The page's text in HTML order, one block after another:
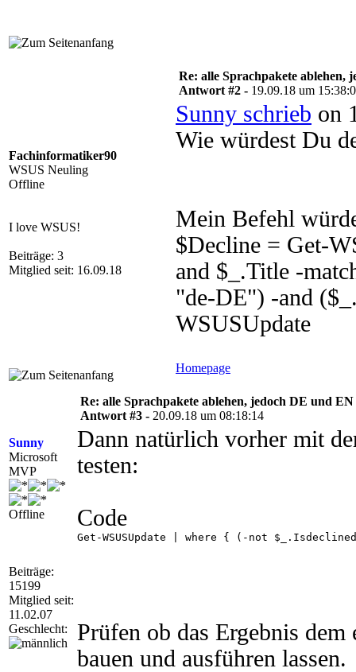
Fachinformatiker90
WSUS Neuling
Offline
I love WSUS!
Beiträge: 3
Mitglied seit: 16.09.18
Re: alle Sprachpakete ablehen,
Antwort #2 - 19.09.18 um
Sunny schrieb on
Wie würdest Du
Mein Befehl
$Decline = Get-
and $_.Title -
"de-DE") -and
WSUSUpdate
Homepage
Sunny
Microsoft
MVP
Offline
Beiträge:
15199
Mitglied seit:
11.02.07
Geschlecht:
Re: alle Sprachpakete ablehen, jedoch DE und
Antwort #3 - 20.09.18 um 08:18:14
Dann natürlich vorher mit
testen:
Code
Get-WSUSUpdate | where { (-not
Prüfen ob das Ergebnis
bauen und ausführen lassen.